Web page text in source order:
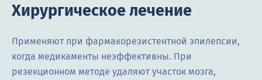
Хирургическое лечение
Применяют при фармакорезистентной эпилепсии,
когда медикаменты неэффективны. При
резекционном методе удаляют участок мозга,